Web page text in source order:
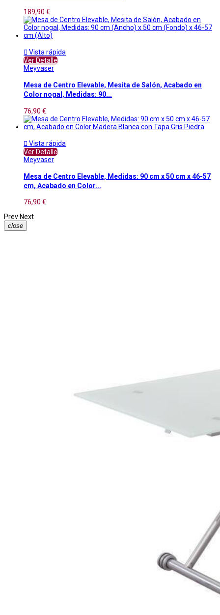
189,90 €
 Vista rápida
Ver Detalle
Meyvaser
Mesa de Centro Elevable, Mesita de Salón, Acabado en
Color nogal, Medidas: 90...
76,90 €
 Vista rápida
Ver Detalle
Meyvaser
Mesa de Centro Elevable, Medidas: 90 cm x 50 cm x 46-57
cm, Acabado en Color...
76,90 €
Prev Next
close